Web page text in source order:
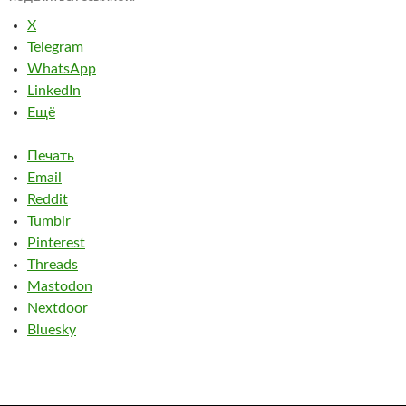
X
Telegram
WhatsApp
LinkedIn
Ещё
Печать
Email
Reddit
Tumblr
Pinterest
Threads
Mastodon
Nextdoor
Bluesky